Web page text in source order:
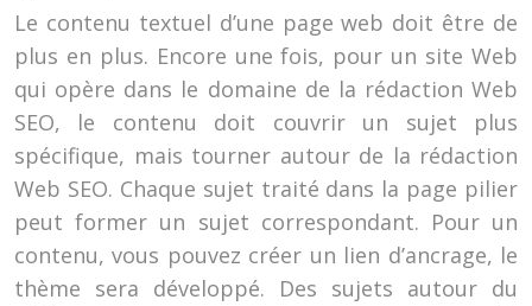
Le contenu textuel d’une page web doit être de
plus en plus. Encore une fois, pour un site Web
qui opère dans le domaine de la rédaction Web
SEO, le contenu doit couvrir un sujet plus
spécifique, mais tourner autour de la rédaction
Web SEO. Chaque sujet traité dans la page pilier
peut former un sujet correspondant. Pour un
contenu, vous pouvez créer un lien d’ancrage, le
thème sera développé. Des sujets autour du